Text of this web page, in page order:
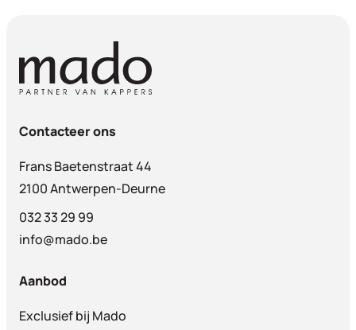
Contacteer ons
Frans Baetenstraat 44
2100 Antwerpen-Deurne
032 33 29 99
info@mado.be
Aanbod
Exclusief bij Mado